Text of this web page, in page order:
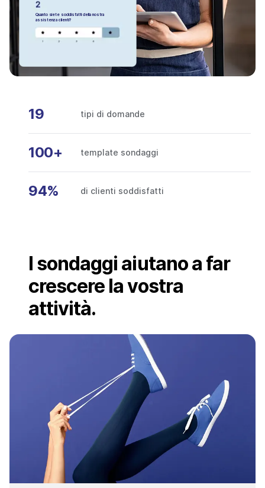
Quanto siete soddisfatti della nostra
assistenza clienti?
19 tipi di domande
100+ template sondaggi
94% di clienti soddisfatti
I sondaggi aiutano a far
crescere la vostra
attività.